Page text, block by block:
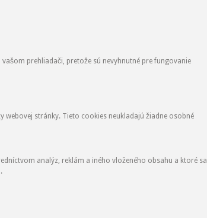
prehliadači, pretože sú nevyhnutné pre fungovanie
webovej stránky. Tieto cookies neukladajú žiadne osobné
analýz, reklám a iného vloženého obsahu a ktoré sa